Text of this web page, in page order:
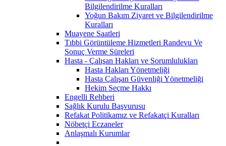
Bilgilendirilme Kuralları
Yoğun Bakım Ziyaret ve Bilgilendirilme
Kuralları
Muayene Saatleri
Tıbbi Görüntüleme Hizmetleri Randevu Ve
Sonuç Verme Süreleri
Hasta - Çalışan Hakları ve Sorumlulukları
Hasta Hakları Yönetmeliği
Hasta Çalışan Güvenliği Yönetmeliği
Hekim Seçme Hakkı
Engelli Rehberi
Sağlık Kurulu Başvurusu
Refakat Politikamız ve Refakatçi Kuralları
Nöbetçi Eczaneler
Anlaşmalı Kurumlar